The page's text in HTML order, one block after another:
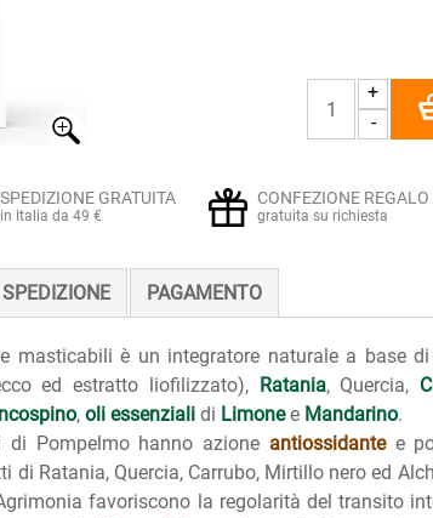
+
-
SPEDIZIONE GRATUITA
in Italia da 49 €
CONFEZIONE REGALO
gratuita su richiesta
SPEDIZIONE PAGAMENTO
masticabili è un integratore naturale a base
ed estratto liofilizzato), Ratania, Quercia,
, oli essenziali di Limonee Mandarino.
Pompelmo hanno azione antiossidantee
di Ratania, Quercia, Carrubo, Mirtillo nero ed
favoriscono la regolarità del transito